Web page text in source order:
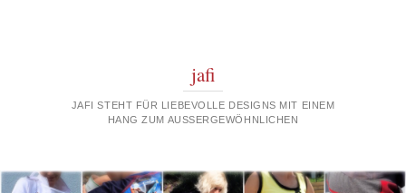
jafi
JAFI STEHT FÜR LIEBEVOLLE DESIGNS MIT EINEM
HANG ZUM AUSSERGEWÖHNLICHEN